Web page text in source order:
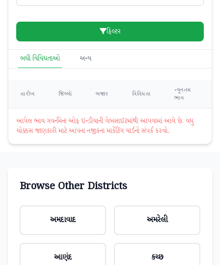
ફિલ્ટર
બધી વિવિધતાઓ અન્ય
તારીખ જિલ્લો બજાર વિવિધતા
ન્યૂનતમ
ભાવ
આપેલ ભાવ ગવર્નમેન્ટ ઓફ ઇન્ડીયાની વેબસાઈટમાંથી આપવામાં આવે છે. વધુ
ચોક્કસ જાણકારી માટે આપના નજીકના માર્કેટિંગ યાર્ડનો સંપર્ક કરવો.
Browse Other Districts
અમદાવાદ અમરેલી
આણંદ કચ્છ